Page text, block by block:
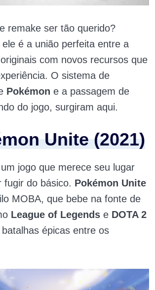
remake ser tão querido?
é a união perfeita entre a
com novos recursos que
O sistema de
Pokémon e a passagem de
do jogo, surgiram aqui.
Unite (2021)
jogo que merece seu lugar
fugir do básico. Pokémon Unite
MOBA, que bebe na fonte de
League of Legends e DOTA 2
épicas entre os